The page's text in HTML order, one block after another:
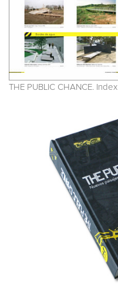
THE PUBLIC CHANCE. Index